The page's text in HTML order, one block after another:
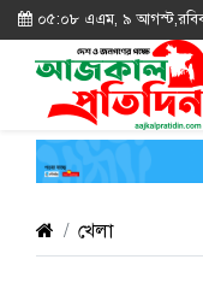
০৫:০৮ এএম, ৯
খেলা